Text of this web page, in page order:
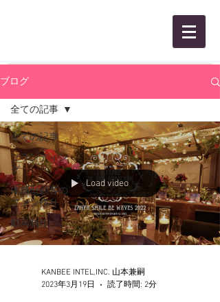
ブログ
全ての記事
ブランディン
グ
体感型顧客の
ファン作り
動画制作
全ての記事
Load video
KANBEE INTEL,INC. 山本兼嗣
2023年3月19日
読了時間: 2分